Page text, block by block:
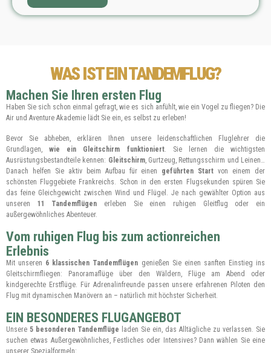
WAS IST EIN TANDEMFLUG?
Machen Sie Ihren ersten Flug
Haben Sie sich schon einmal gefragt, wie es sich anfühlt, wie ein Vogel zu fliegen? Die
Air und Aventure Akademie lädt Sie ein, es selbst zu erleben!
Bevor Sie abheben, erklären Ihnen unsere leidenschaftlichen Fluglehrer die
Grundlagen,wie ein Gleitschirm funktioniert. Sie lernen die wichtigsten
Ausrüstungsbestandteile kennen: Gleitschirm, Gurtzeug, Rettungsschirm und Leinen…
Danach helfen Sie aktiv beim Aufbau für einen geführten Start von einem der
schönsten Fluggebiete Frankreichs. Schon in den ersten Flugsekunden spüren Sie
das feine Gleichgewicht zwischen Wind und Flügel. Je nach gewählter Option aus
unseren 11 Tandemflügen erleben Sie einen ruhigen Gleitflug oder ein
außergewöhnliches Abenteuer.
Vom ruhigen Flug bis zum actionreichen
Erlebnis
Mit unseren 6 klassischen Tandemflügen genießen Sie einen sanften Einstieg ins
Gleitschirmfliegen: Panoramaflüge über den Wäldern, Flüge am Abend oder
kindgerechte Erstflüge. Für Adrenalinfreunde passen unsere erfahrenen Piloten den
Flug mit dynamischen Manövern an – natürlich mit höchster Sicherheit.
EIN BESONDERES FLUGANGEBOT
Unsere 5 besonderen Tandemflüge laden Sie ein, das Alltägliche zu verlassen. Sie
suchen etwas Außergewöhnliches, Festliches oder Intensives? Dann wählen Sie eine
unserer Spezialformeln: